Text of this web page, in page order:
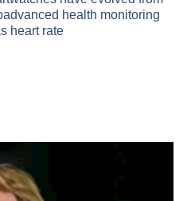
health monitoring
heart rate